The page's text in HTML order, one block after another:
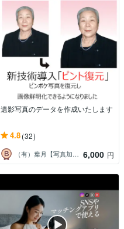
遺影写真のデータを作成いたします
4.8(32)
（有）葉月【写真加工と動画編集】 6,000 円